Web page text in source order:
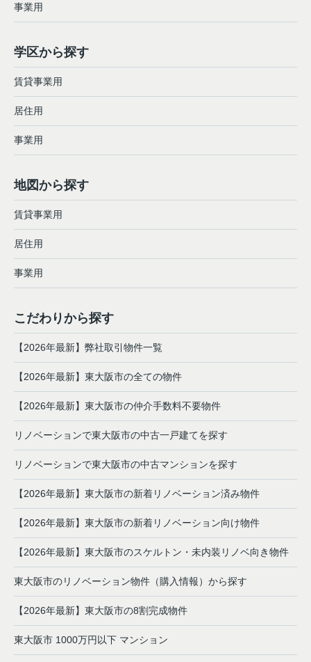
事業用
学区から探す
賃貸事業用
居住用
事業用
地図から探す
賃貸事業用
居住用
事業用
こだわりから探す
【2026年最新】弊社取引物件一覧
【2026年最新】東大阪市の全ての物件
【2026年最新】東大阪市の仲介手数料不要物件
リノベーションで東大阪市の中古一戸建てを探す
リノベーションで東大阪市の中古マンションを探す
【2026年最新】東大阪市の新着リノベーション済み物件
【2026年最新】東大阪市の新着リノベーション向け物件
【2026年最新】東大阪市のスケルトン・未内装リノベ向き物件
東大阪市のリノベーション物件（購入情報）から探す
【2026年最新】東大阪市の8割完成物件
東大阪市 1000万円以下 マンション